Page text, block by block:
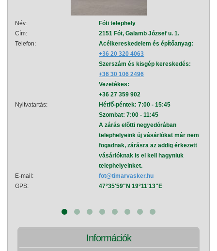
Név:
Fóti telephely
Cím:
2151 Fót, Galamb József u. 1.
Telefon:
Acélkereskedelem és építőanyag:
+36 20 320 4063
Szerszám és kisgép kereskedés:
+36 30 106 2496
Vezetékes:
+36 27 359 902
Nyitvatartás:
Hétfő-péntek: 7:00 - 15:45
Szombat: 7:00 - 11:45
A zárás előtti negyedórában
telephelyeink új vásárlókat már nem
fogadnak, zárásra az addig érkezett
vásárlóknak is el kell hagyniuk
telephelyeinket.
E-mail:
fot@timarvasker.hu
GPS:
47°35'59"N 19°11'13"E
Információk